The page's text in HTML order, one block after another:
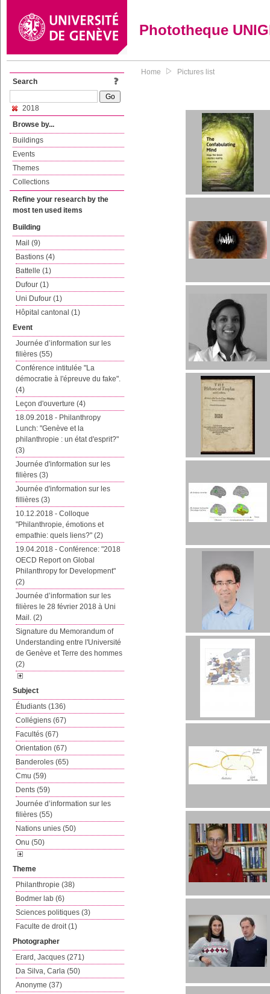
Phototheque
Search
2018
Browse by...
Buildings
Events
Themes
Collections
Refine your research by the
most ten used items
Building
Mail (9)
Bastions (4)
Battelle (1)
Dufour (1)
Uni Dufour (1)
Hôpital cantonal (1)
Event
Journée d’information sur les
filières (55)
Conférence intitulée "La
démocratie à l'épreuve du fake".
(4)
Leçon d'ouverture (4)
18.09.2018 - Philanthropy
Lunch: "Genève et la
philanthropie : un état d'esprit?"
(3)
Journée d'information sur les
filières (3)
Journée d'information sur les
fillières (3)
10.12.2018 - Colloque
"Philanthropie, émotions et
empathie: quels liens?" (2)
19.04.2018 - Conférence: "2018
OECD Report on Global
Philanthropy for Development"
(2)
Journée d’information sur les
filières le 28 février 2018 à Uni
Mail. (2)
Signature du Memorandum of
Understanding entre l'Université
de Genève et Terre des hommes
(2)
Subject
Étudiants (136)
Collégiens (67)
Facultés (67)
Orientation (67)
Banderoles (65)
Cmu (59)
Dents (59)
Journée d’information sur les
filières (55)
Nations unies (50)
Onu (50)
Theme
Philanthropie (38)
Bodmer lab (6)
Sciences politiques (3)
Faculte de droit (1)
Photographer
Erard, Jacques (271)
Da Silva, Carla (50)
Anonyme (37)
Home Pictures list